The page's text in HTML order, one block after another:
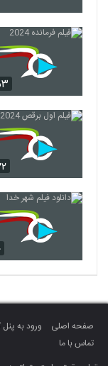
صفحه اصلی ورود به پنل
تماس با ما